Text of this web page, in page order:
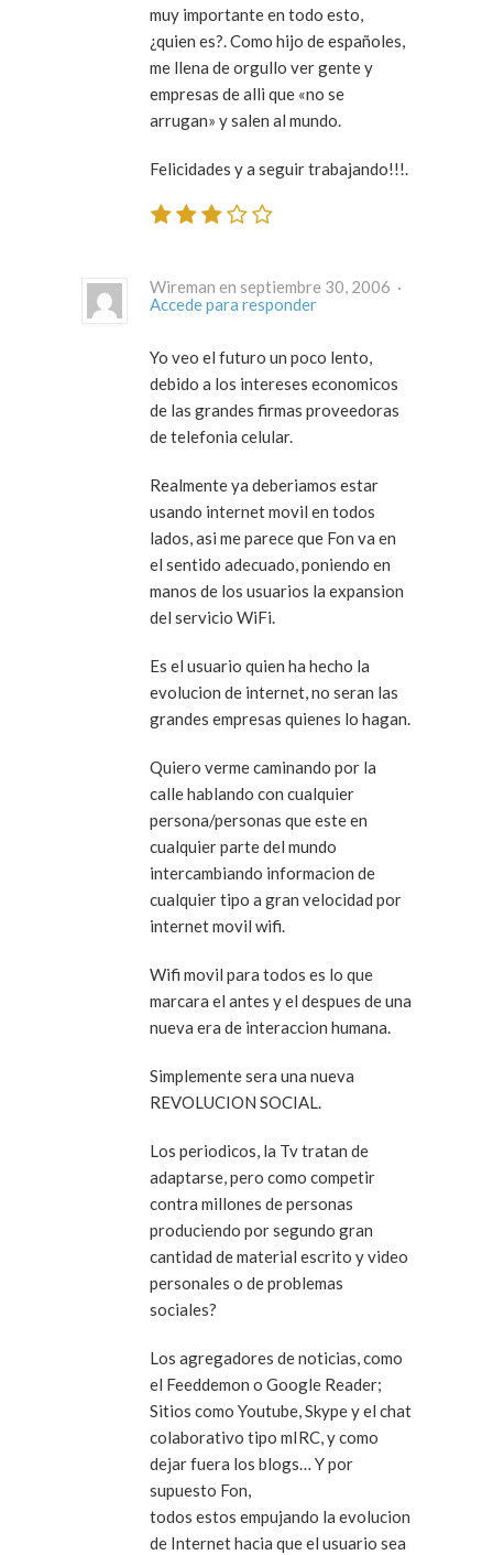
muy importante en todo esto,
¿quien es?. Como hijo de españoles,
me llena de orgullo ver gente y
empresas de alli que «no se
arrugan» y salen al mundo.
Felicidades y a seguir trabajando!!!.
Wireman en septiembre 30, 2006 ·
Accede para responder
Yo veo el futuro un poco lento,
debido a los intereses economicos
de las grandes firmas proveedoras
de telefonia celular.
Realmente ya deberiamos estar
usando internet movil en todos
lados, asi me parece que Fon va en
el sentido adecuado, poniendo en
manos de los usuarios la expansion
del servicio WiFi.
Es el usuario quien ha hecho la
evolucion de internet, no seran las
grandes empresas quienes lo hagan.
Quiero verme caminando por la
calle hablando con cualquier
persona/personas que este en
cualquier parte del mundo
intercambiando informacion de
cualquier tipo a gran velocidad por
internet movil wifi.
Wifi movil para todos es lo que
marcara el antes y el despues de una
nueva era de interaccion humana.
Simplemente sera una nueva
REVOLUCION SOCIAL.
Los periodicos, la Tv tratan de
adaptarse, pero como competir
contra millones de personas
produciendo por segundo gran
cantidad de material escrito y video
personales o de problemas
sociales?
Los agregadores de noticias, como
el Feeddemon o Google Reader;
Sitios como Youtube, Skype y el chat
colaborativo tipo mIRC, y como
dejar fuera los blogs… Y por
supuesto Fon,
todos estos empujando la evolucion
de Internet hacia que el usuario sea